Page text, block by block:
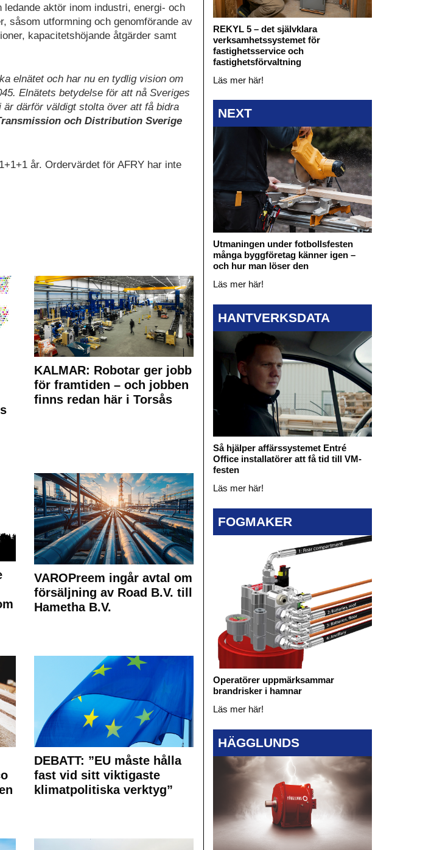
aktör inom industri, energi- och
såsom utformning och genomförande av
kapacitetshöjande åtgärder samt
elnätet och har nu en tydlig vision om
Elnätets betydelse för att nå Sveriges
därför väldigt stolta över att få bidra
och Distribution Sverige
år. Ordervärdet för AFRY har inte
KALMAR: Robotar ger jobb
för framtiden – och jobben
finns redan här i Torsås
VAROPreem ingår avtal om
försäljning av Road B.V. till
Hametha B.V.
DEBATT: ”EU måste hålla
fast vid sitt viktigaste
klimatpolitiska verktyg”
REKYL 5 – det självklara
verksamhetssystemet för
fastighetsservice och
fastighetsförvaltning
Läs mer här!
NEXT
Utmaningen under fotbollsfesten
många byggföretag känner igen –
och hur man löser den
Läs mer här!
HANTVERKSDATA
Så hjälper affärssystemet Entré
Office installatörer att få tid till VM-
festen
Läs mer här!
FOGMAKER
Operatörer uppmärksammar
brandrisker i hamnar
Läs mer här!
HÄGGLUNDS